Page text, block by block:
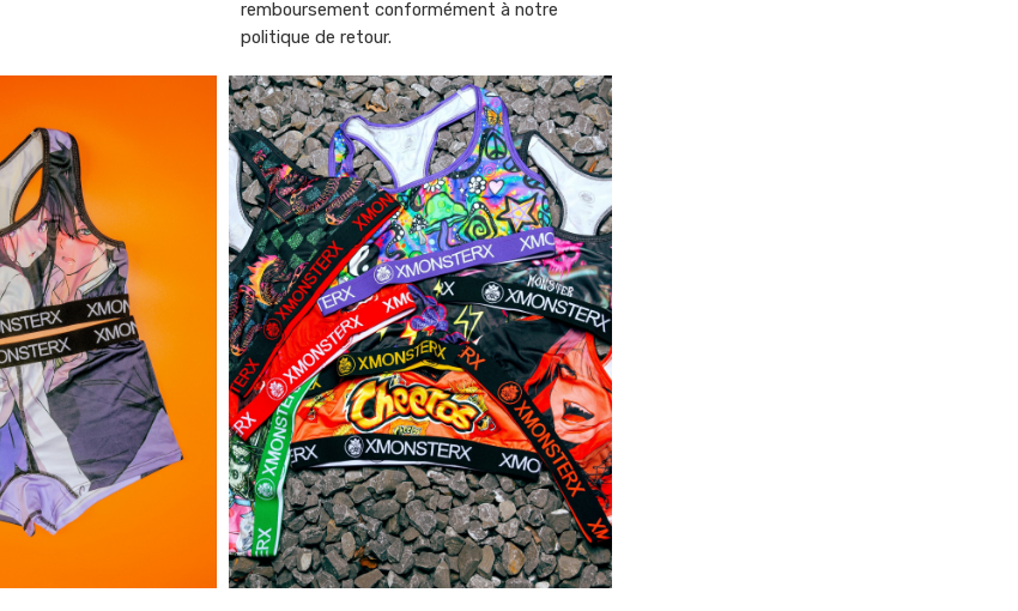
remboursement conformément à notre
politique de retour.